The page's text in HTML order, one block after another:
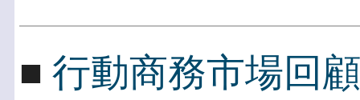
■ 行動商務市場回